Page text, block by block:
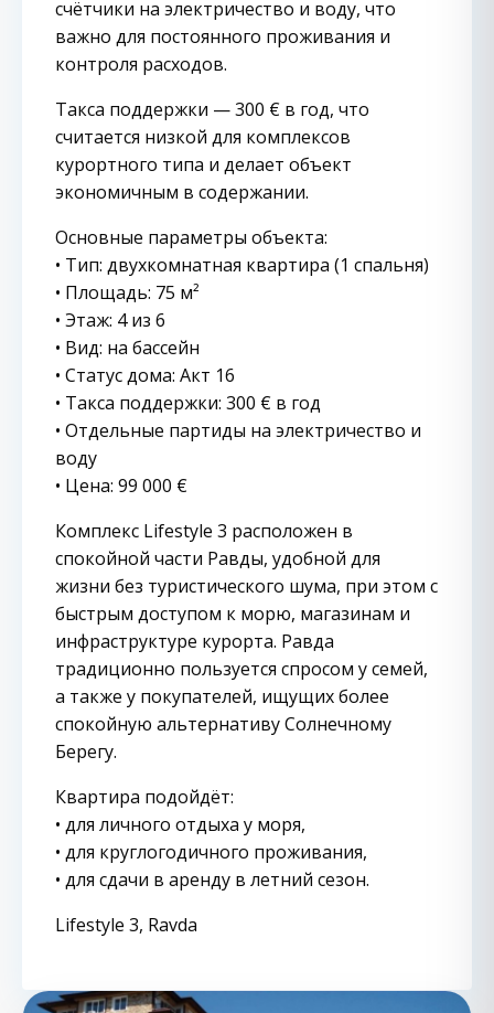
счётчики на электричество и воду, что
важно для постоянного проживания и
контроля расходов.
Такса поддержки — 300 € в год, что
считается низкой для комплексов
курортного типа и делает объект
экономичным в содержании.
Основные параметры объекта:
• Тип: двухкомнатная квартира (1 спальня)
• Площадь: 75 м²
• Этаж: 4 из 6
• Вид: на бассейн
• Статус дома: Акт 16
• Такса поддержки: 300 € в год
• Отдельные партиды на электричество и
воду
• Цена: 99 000 €
Комплекс Lifestyle 3 расположен в
спокойной части Равды, удобной для
жизни без туристического шума, при этом с
быстрым доступом к морю, магазинам и
инфраструктуре курорта. Равда
традиционно пользуется спросом у семей,
а также у покупателей, ищущих более
спокойную альтернативу Солнечному
Берегу.
Квартира подойдёт:
• для личного отдыха у моря,
• для круглогодичного проживания,
• для сдачи в аренду в летний сезон.
Lifestyle 3, Ravda